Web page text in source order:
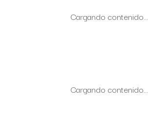
Cargando contenido…
Cargando contenido…